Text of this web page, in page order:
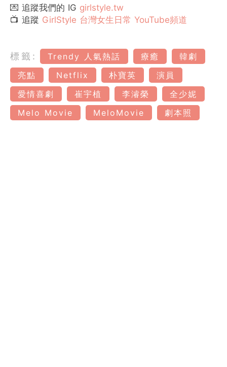
💌 追蹤我們的 IG girlstyle.tw
📺 追蹤 GirlStyle 台灣女生日常 YouTube頻道
標籤: Trendy 人氣熱話 療癒
韓劇
亮點
Netflix 朴寶英
演員
愛情喜劇
崔宇植 李濬榮
全少妮
Melo Movie
MeloMovie 劇本照